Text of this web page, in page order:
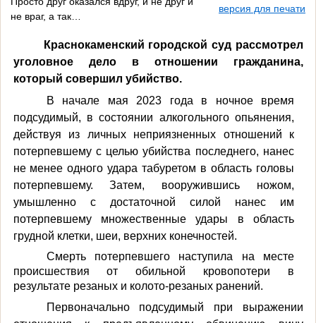
не враг, а так…
версия для печати
Краснокаменский городской суд рассмотрел
уголовное дело в отношении гражданина,
который совершил убийство.
В начале мая 2023 года в ночное время
подсудимый, в состоянии алкогольного опьянения,
действуя из личных неприязненных отношений к
потерпевшему с целью убийства последнего, нанес
не менее одного удара табуретом в область головы
потерпевшему. Затем, вооружившись ножом,
умышленно с достаточной силой нанес им
потерпевшему множественные удары в область
грудной клетки, шеи, верхних конечностей.
Смерть потерпевшего наступила на месте
происшествия от обильной кровопотери в
результате резаных и колото-резаных ранений.
Первоначально подсудимый при выражении